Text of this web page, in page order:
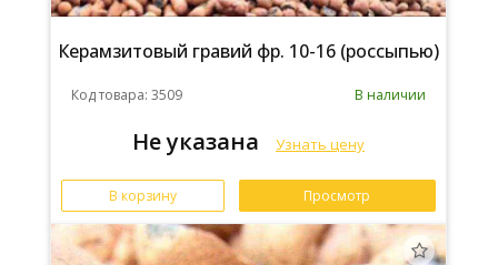
Керамзитовый гравий фр. 10-16 (россыпью)
Код товара: 3509 В наличии
Не указана Узнать цену
В корзину Просмотр